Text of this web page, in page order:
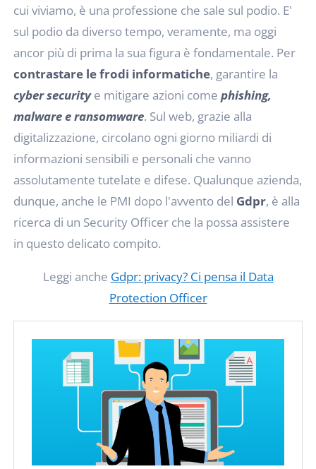
cui viviamo, è una professione che sale sul podio. E'
sul podio da diverso tempo, veramente, ma oggi
ancor più di prima la sua figura è fondamentale. Per
contrastare le frodi informatiche, garantire la
cyber securitye mitigare azioni comephishing,
malware e ransomware. Sul web, grazie alla
digitalizzazione, circolano ogni giorno miliardi di
informazioni sensibili e personali che vanno
assolutamente tutelate e difese. Qualunque azienda,
dunque, anche le PMI dopo l'avvento del Gdpr, è alla
ricerca di un Security Officer che la possa assistere
in questo delicato compito.
Leggi anche Gdpr: privacy? Ci pensa il Data
Protection Officer